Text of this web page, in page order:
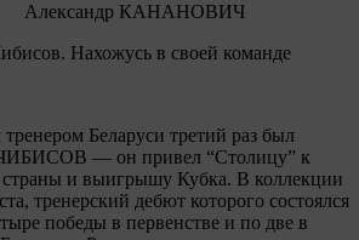
Александр КАНАНОВИЧ
Нахожусь в своей команде
Беларуси третий раз был
— он привел “Столицу” к
страны и выигрышу Кубка. В коллекции
тренерский дебют которого состоялся
победы в первенстве и по две в